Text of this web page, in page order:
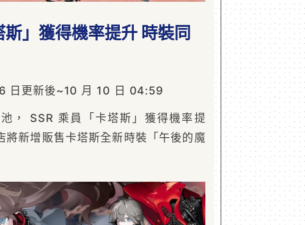
」獲得機率提升 時裝同
日更新後~10 月 10 日 04:59
， SSR 乘員「卡塔斯」獲得機率提
將新增販售卡塔斯全新時裝「午後的魔